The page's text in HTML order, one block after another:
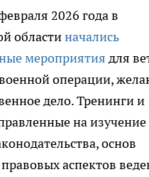
2026 года в
областиначались
мероприятия для
операции,
дело. Тренинги и
на изучение
основ
аспектов